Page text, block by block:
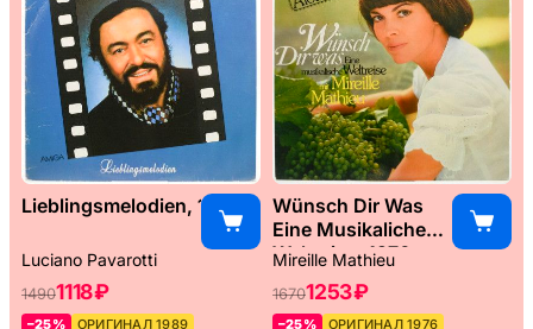
Lieblingsmelodien, 1989
Luciano Pavarotti
14901118 ₽
–25%
ОРИГИНАЛ 1989
Wünsch Dir Was
Eine Musikaliche
Weltreise, 1976
Mireille Mathieu
16701253 ₽
–25% ОРИГИНАЛ 1976